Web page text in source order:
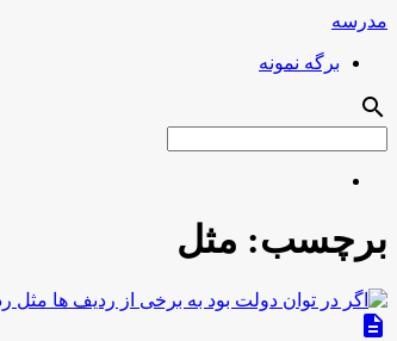
مدرسه
برگه نمونه
search
برچسب: مثل
description